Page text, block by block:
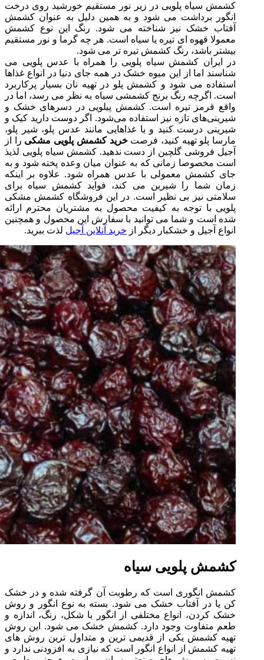
کشمش سیاه پلویی در زیر نور مستقیم خورشید روی درخت
انگور برداشت می شود و به همین دلیل به عنوان کشمش
آفتاب خشک نیز شناخته می شود. رنگ این نوع کشمش
معمولا قهوه ای تیره یا سیاه است. هر چه گرما و نور مستقیم
بیشتر باشد، رنگ کشمش تیره تر می شود.
در ایران کشمش سیاه پلویی را همراه با عدس پلویی می
شناسند اما از این میوه خشک در همه جای دنیا در انواع غذاها
استفاده می شود و کشمش پلو در تهیه نان بسیار پرکاربرد
است. اگرچه رنگ برنج کشمشی سیاه به نظر می رسد، اما در
واقع قرمز تیره است. کشمش پیلویی در دسرهای خشک و
شیرینی‌های تازه نیز استفاده می‌شود. اگر دوست دارید کیک و
شیرینی درست کنید و یا غذاهایی مانند عدس پلو، شیر پلو،
مارسا پلو تهیه کنید، فرصتخرید کشمش پلویی مشکی را از
آجیل فروشی گلچین از دست ندهید. کشمش سیاه پلویی لذیذ
است مخصوصا زمانی که به عنوان میان وعده پخته شود و به
جای کشمش معمولی با عدس همراه شود. علاوه بر اینکه
زمان شما را شیرین می کند، فواید کشمش سیاه برای
سلامتی نیز بی نظیر است. در این فروشگاه کشمش مشکی
پلویی با توجه به کیفیت محصول به مشتریان محترم ارائه
شده است و شما می توانید با سفارش این محصول و همچنین
انواع آجیل و خشکبار دیگر از خرید آنلاین آجیل لذت ببرید.
کشمش پلویی سیاه
کشمش انگوری است که رطوبت آن گرفته شده و در خشک
کن یا در آفتاب خشک می شود. بسته به نوع انگور و روش
خشک کردن، انواع مختلفی از انگور با شکل، رنگ، اندازه و
طعم متفاوت وجود دارد. کشمش خشک می شود. این روش
تهیه کشمش یکی از قدیمی ترین و متداول ترین روش های
تهیه کشمش از انواع انگور است که نیازی به افزودنی ندارد و